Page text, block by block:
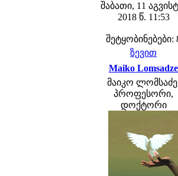
შაბათი, 11
2018 წ. 11:53
შეტყობინებები:
ზევით
Maiko Lomsadze
მაიკო
პროფესორი,
დოქტორი